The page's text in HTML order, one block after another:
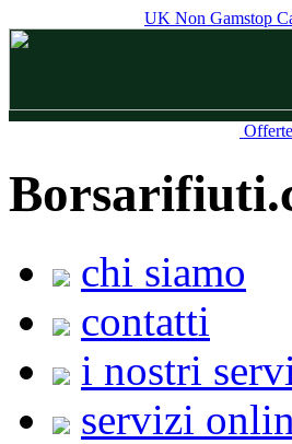
UK Non Gamstop
Offerte
chi siamo
contatti
i nostri
servizi